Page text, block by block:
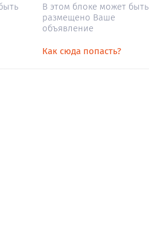
В этом блоке может быть
размещено Ваше
объявление
Как сюда попасть?